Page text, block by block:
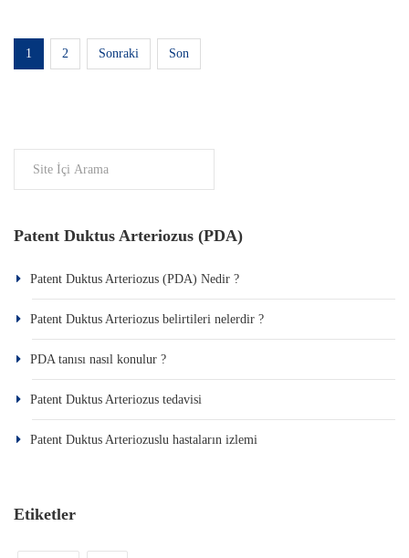
1 2 Sonraki Son
Patent Duktus Arteriozus (PDA)
Patent Duktus Arteriozus (PDA) Nedir ?
Patent Duktus Arteriozus belirtileri nelerdir ?
PDA tanısı nasıl konulur ?
Patent Duktus Arteriozus tedavisi
Patent Duktus Arteriozuslu hastaların izlemi
Etiketler